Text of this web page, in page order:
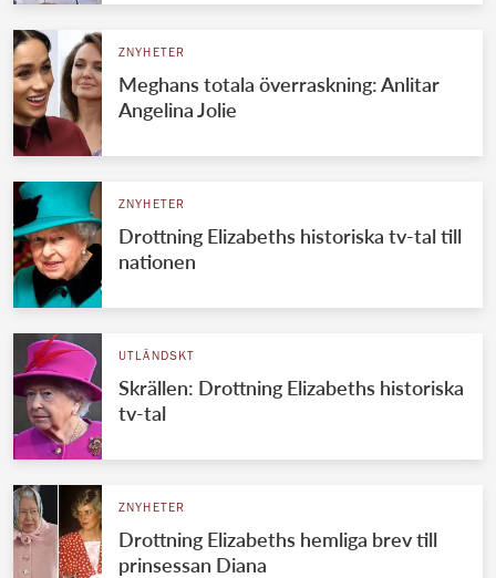
ZNYHETER
Meghans totala överraskning: Anlitar
Angelina Jolie
ZNYHETER
Drottning Elizabeths historiska tv-tal till
nationen
UTLÄNDSKT
Skrällen: Drottning Elizabeths historiska
tv-tal
ZNYHETER
Drottning Elizabeths hemliga brev till
prinsessan Diana